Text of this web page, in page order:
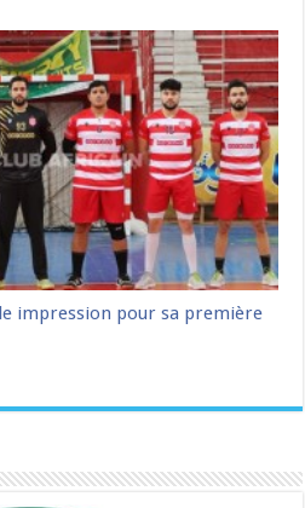
impression pour sa première